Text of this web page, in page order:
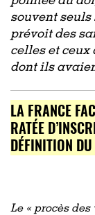
souvent seuls
prévoit des
celles et ceux
dont ils
LA FRANCE
RATÉE
DÉFINITION
Le « procès